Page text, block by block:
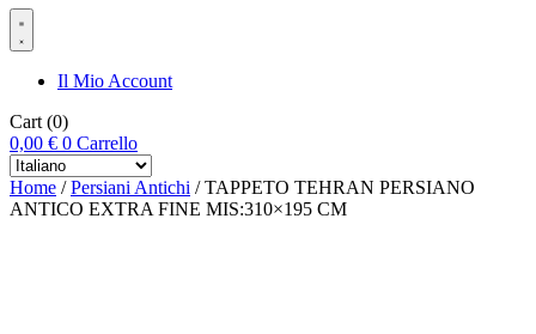
Il Mio Account
Cart (0)
0,00 € 0 Carrello
Home /Persiani Antichi / TAPPETO TEHRAN PERSIANO
ANTICO EXTRA FINE MIS:310×195 CM